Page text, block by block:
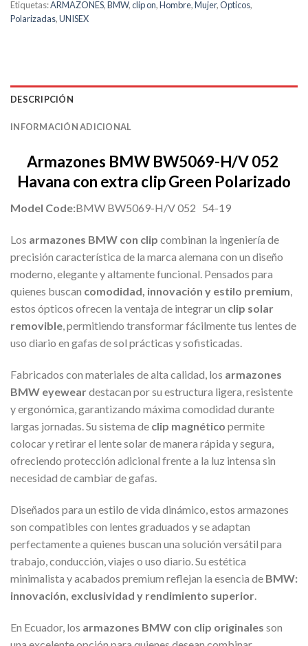
Etiquetas:ARMAZONES,BMW,clip on,Hombre,Mujer,Opticos,
Polarizadas,UNISEX
DESCRIPCIÓN
INFORMACIÓN ADICIONAL
Armazones BMW BW5069-H/V 052
Havana con extra clip Green Polarizado
Model Code:BMW BW5069-H/V 052 54-19
Los armazones BMW con clip combinan la ingeniería de
precisión característica de la marca alemana con un diseño
moderno, elegante y altamente funcional. Pensados para
quienes buscan comodidad, innovación y estilo premium,
estos ópticos ofrecen la ventaja de integrar un clip solar
removible, permitiendo transformar fácilmente tus lentes de
uso diario en gafas de sol prácticas y sofisticadas.
Fabricados con materiales de alta calidad, los armazones
BMW eyeweardestacan por su estructura ligera, resistente
y ergonómica, garantizando máxima comodidad durante
largas jornadas. Su sistema de clip magnético permite
colocar y retirar el lente solar de manera rápida y segura,
ofreciendo protección adicional frente a la luz intensa sin
necesidad de cambiar de gafas.
Diseñados para un estilo de vida dinámico, estos armazones
son compatibles con lentes graduados y se adaptan
perfectamente a quienes buscan una solución versátil para
trabajo, conducción, viajes o uso diario. Su estética
minimalista y acabados premium reflejan la esencia de BMW:
innovación, exclusividad y rendimiento superior.
En Ecuador, los armazones BMW con clip originales son